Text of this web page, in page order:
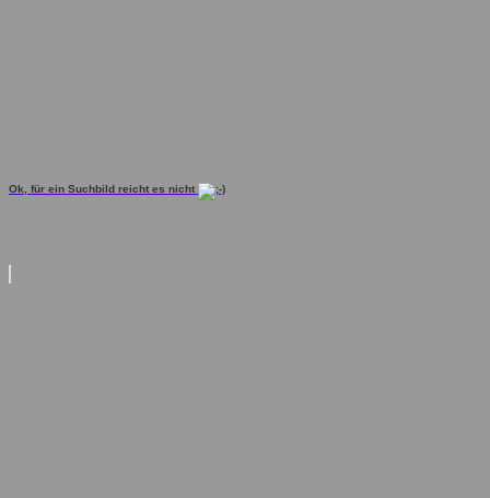
Ok, für ein Suchbild reicht es nicht